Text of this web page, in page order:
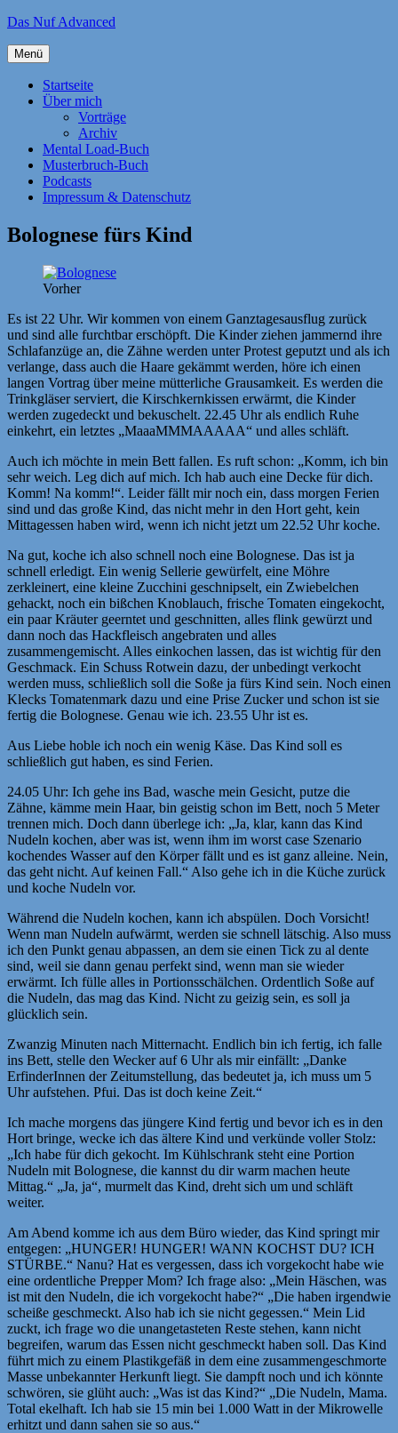
Zum
springen
Das Nuf Advanced
Menü
Startseite
Über mich
Vorträge
Archiv
Mental Load-Buch
Musterbruch-Buch
Podcasts
Impressum & Datenschutz
Bolognese fürs Kind
Vorher
Es ist 22 Uhr. Wir kommen von einem Ganztagesausflug zurück
und sind alle furchtbar erschöpft. Die Kinder ziehen jammernd ihre
Schlafanzüge an, die Zähne werden unter Protest geputzt und als ich
verlange, dass auch die Haare gekämmt werden, höre ich einen
langen Vortrag über meine mütterliche Grausamkeit. Es werden die
Trinkgläser serviert, die Kirschkernkissen erwärmt, die Kinder
werden zugedeckt und bekuschelt. 22.45 Uhr als endlich Ruhe
einkehrt, ein letztes „MaaaMMMAAAAA“ und alles schläft.
Auch ich möchte in mein Bett fallen. Es ruft schon: „Komm, ich bin
sehr weich. Leg dich auf mich. Ich hab auch eine Decke für dich.
Komm! Na komm!“. Leider fällt mir noch ein, dass morgen Ferien
sind und das große Kind, das nicht mehr in den Hort geht, kein
Mittagessen haben wird, wenn ich nicht jetzt um 22.52 Uhr koche.
Na gut, koche ich also schnell noch eine Bolognese. Das ist ja
schnell erledigt. Ein wenig Sellerie gewürfelt, eine Möhre
zerkleinert, eine kleine Zucchini geschnipselt, ein Zwiebelchen
gehackt, noch ein bißchen Knoblauch, frische Tomaten eingekocht,
ein paar Kräuter geerntet und geschnitten, alles flink gewürzt und
dann noch das Hackfleisch angebraten und alles
zusammengemischt. Alles einkochen lassen, das ist wichtig für den
Geschmack. Ein Schuss Rotwein dazu, der unbedingt verkocht
werden muss, schließlich soll die Soße ja fürs Kind sein. Noch einen
Klecks Tomatenmark dazu und eine Prise Zucker und schon ist sie
fertig die Bolognese. Genau wie ich. 23.55 Uhr ist es.
Aus Liebe hoble ich noch ein wenig Käse. Das Kind soll es
schließlich gut haben, es sind Ferien.
24.05 Uhr: Ich gehe ins Bad, wasche mein Gesicht, putze die
Zähne, kämme mein Haar, bin geistig schon im Bett, noch 5 Meter
trennen mich. Doch dann überlege ich: „Ja, klar, kann das Kind
Nudeln kochen, aber was ist, wenn ihm im worst case Szenario
kochendes Wasser auf den Körper fällt und es ist ganz alleine. Nein,
das geht nicht. Auf keinen Fall.“ Also gehe ich in die Küche zurück
und koche Nudeln vor.
Während die Nudeln kochen, kann ich abspülen. Doch Vorsicht!
Wenn man Nudeln aufwärmt, werden sie schnell lätschig. Also muss
ich den Punkt genau abpassen, an dem sie einen Tick zu al dente
sind, weil sie dann genau perfekt sind, wenn man sie wieder
erwärmt. Ich fülle alles in Portionsschälchen. Ordentlich Soße auf
die Nudeln, das mag das Kind. Nicht zu geizig sein, es soll ja
glücklich sein.
Zwanzig Minuten nach Mitternacht. Endlich bin ich fertig, ich falle
ins Bett, stelle den Wecker auf 6 Uhr als mir einfällt: „Danke
ErfinderInnen der Zeitumstellung, das bedeutet ja, ich muss um 5
Uhr aufstehen. Pfui. Das ist doch keine Zeit.“
Ich mache morgens das jüngere Kind fertig und bevor ich es in den
Hort bringe, wecke ich das ältere Kind und verkünde voller Stolz:
„Ich habe für dich gekocht. Im Kühlschrank steht eine Portion
Nudeln mit Bolognese, die kannst du dir warm machen heute
Mittag.“ „Ja, ja“, murmelt das Kind, dreht sich um und schläft
weiter.
Am Abend komme ich aus dem Büro wieder, das Kind springt mir
entgegen: „HUNGER! HUNGER! WANN KOCHST DU? ICH
STÜRBE.“ Nanu? Hat es vergessen, dass ich vorgekocht habe wie
eine ordentliche Prepper Mom? Ich frage also: „Mein Häschen, was
ist mit den Nudeln, die ich vorgekocht habe?“ „Die haben irgendwie
scheiße geschmeckt. Also hab ich sie nicht gegessen.“ Mein Lid
zuckt, ich frage wo die unangetasteten Reste stehen, kann nicht
begreifen, warum das Essen nicht geschmeckt haben soll. Das Kind
führt mich zu einem Plastikgefäß in dem eine zusammengeschmorte
Masse unbekannter Herkunft liegt. Sie dampft noch und ich könnte
schwören, sie glüht auch: „Was ist das Kind?“ „Die Nudeln, Mama.
Total ekelhaft. Ich hab sie 15 min bei 1.000 Watt in der Mikrowelle
erhitzt und dann sahen sie so aus.“